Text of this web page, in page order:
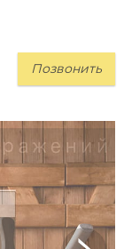
Позвонить